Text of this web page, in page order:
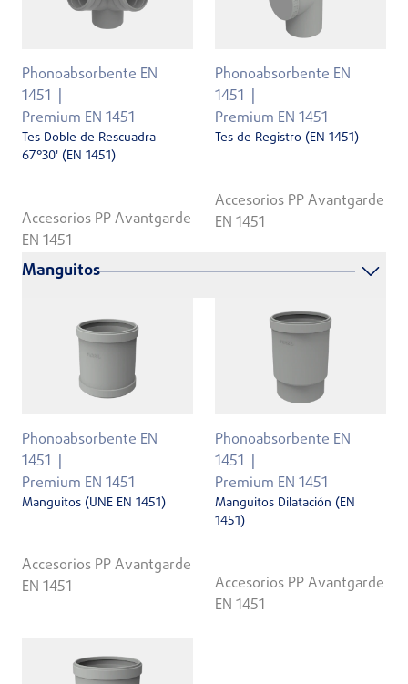
Phonoabsorbente EN
1451
Premium EN 1451
Tes Doble de Rescuadra
67°30' (EN 1451)
Accesorios PP Avantgarde
EN 1451
Phonoabsorbente EN
1451
Premium EN 1451
Tes de Registro (EN 1451)
Accesorios PP Avantgarde
EN 1451
Manguitos
Phonoabsorbente EN
1451
Premium EN 1451
Manguitos (UNE EN 1451)
Accesorios PP Avantgarde
EN 1451
Phonoabsorbente EN
1451
Premium EN 1451
Manguitos Dilatación (EN
1451)
Accesorios PP Avantgarde
EN 1451